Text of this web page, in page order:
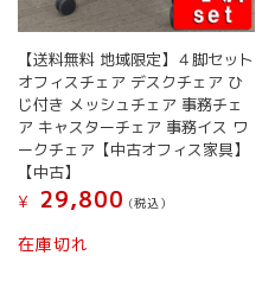
【送料無料 地域限定】４脚セット
オフィスチェア デスクチェア ひ
じ付き メッシュチェア 事務チェ
ア キャスターチェア 事務イス ワ
ークチェア【中古オフィス家具】
【中古】
¥
29,800 (税込）
在庫切れ